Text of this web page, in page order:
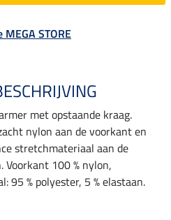
STORE
met opstaande kraag.
nylon aan de voorkant en
stretchmateriaal aan de
100 % nylon,
95 % polyester, 5 % elastaan.